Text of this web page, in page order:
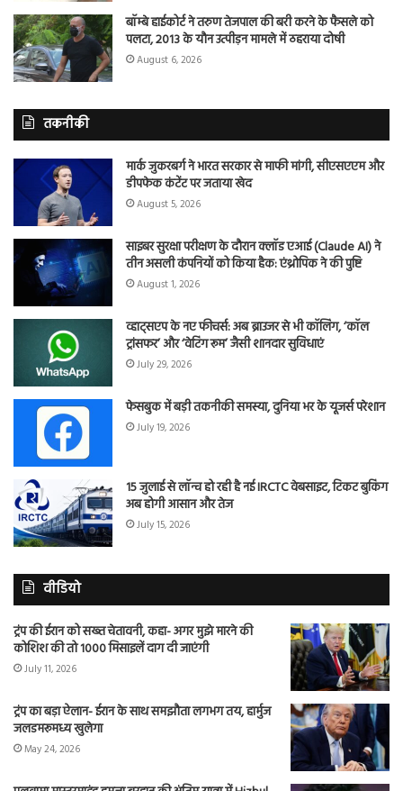
बॉम्बे हाईकोर्ट ने तरुण तेजपाल की बरी करने के फैसले को
पलटा, 2013 के यौन उत्पीड़न मामले में ठहराया दोषी
August 6, 2026
तकनीकी
मार्क जुकरबर्ग ने भारत सरकार से माफी मांगी, सीएसएएम और
डीपफेक कंटेंट पर जताया खेद
August 5, 2026
साइबर सुरक्षा परीक्षण के दौरान क्लॉड एआई (Claude AI) ने
तीन असली कंपनियों को किया हैक: एंथ्रोपिक ने की पुष्टि
August 1, 2026
व्हाट्सएप के नए फीचर्स: अब ब्राउजर से भी कॉलिंग, ‘कॉल
ट्रांसफर’ और ‘वेटिंग रूम’ जैसी शानदार सुविधाएं
July 29, 2026
फेसबुक में बड़ी तकनीकी समस्या, दुनिया भर के यूजर्स परेशान
July 19, 2026
15 जुलाई से लॉन्च हो रही है नई IRCTC वेबसाइट, टिकट बुकिंग
अब होगी आसान और तेज
July 15, 2026
वीडियो
ट्रंप की ईरान को सख्त चेतावनी, कहा- अगर मुझे मारने की
कोशिश की तो 1000 मिसाइलें दाग दी जाएंगी
July 11, 2026
ट्रंप का बड़ा ऐलान- ईरान के साथ समझौता लगभग तय, हार्मुज
जलडमरूमध्य खुलेगा
May 24, 2026